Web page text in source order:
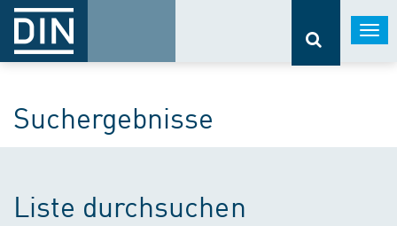
Suchergebnisse
Liste durchsuchen